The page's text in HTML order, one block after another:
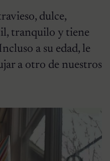
dulce,
tranquilo y tiene
a su edad, le
a otro de nuestros